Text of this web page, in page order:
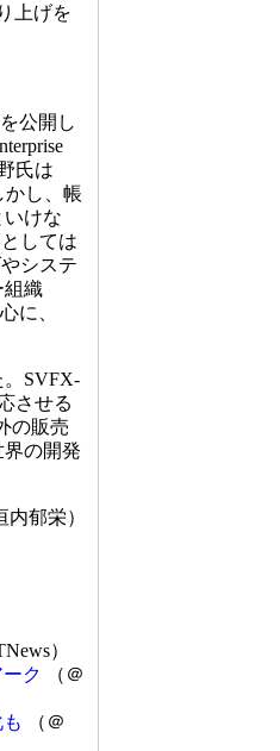
上げを
公開し
氏は
かし、帳
けな
しては
システ
組織
に、
SVFX-
させる
の販売
の開発
郁栄）
）
ク
（＠
（＠